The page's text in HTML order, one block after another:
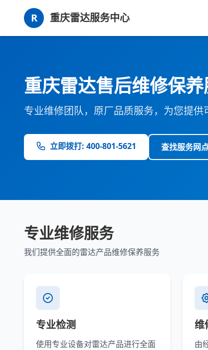
R 重庆雷达服务中心
重庆雷达售后维修保
专业维修团队，原厂品质服务，为您提
立即拨打: 400-801-5621 查找服务网
专业维修服务
我们提供全面的雷达产品维修保养服务
专业检测
使用专业设备对雷达产品进行全面
维
由